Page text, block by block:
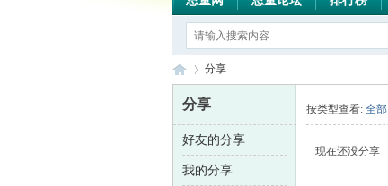
思 ›
分享
分享
好友的分享
我的分享
按类型查看: 全部
现在还没分享